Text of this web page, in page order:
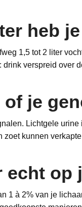
heb
1,5 tot 2 liter
verspreid over
of je
Lichtgele
zoet kunnen
echt op
1 à 2% van je